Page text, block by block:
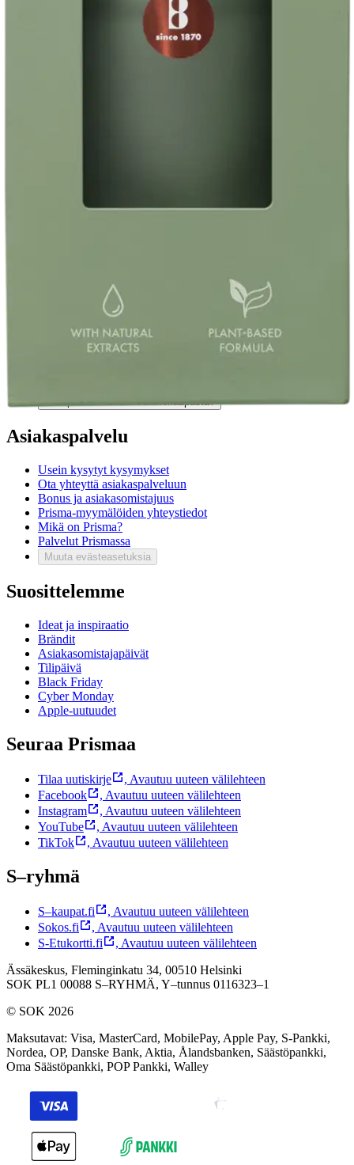
Oletko tyytyväinen tuotetietoihin?
Ovatko tuotetiedot riittävät? Jos tuotetiedoissa on puutteita tai niitä
Ensitilaajan pikaopas
Asennuspalvelut
Tilaus- ja toimitusehdot
Käyttöehdot
Tietosuojakäytäntö
Mitä pidät Prisma.fi-verkkokaupasta?
Asiakaspalvelu
Usein kysytyt kysymykset
Ota yhteyttä asiakaspalveluun
Bonus ja asiakasomistajuus
Prisma-myymälöiden yhteystiedot
Mikä on Prisma?
Palvelut Prismassa
Muuta evästeasetuksia
Suosittelemme
Ideat ja inspiraatio
Brändit
Asiakasomistajapäivät
Tilipäivä
Black Friday
Cyber Monday
Apple-uutuudet
Seuraa Prismaa
Tilaa uutiskirje , Avautuu uuteen välilehteen
Facebook
, Avautuu uuteen välilehteen
Instagram
, Avautuu uuteen välilehteen
YouTube
, Avautuu uuteen välilehteen
TikTok
, Avautuu uuteen välilehteen
S–ryhmä
S–kaupat.fi , Avautuu uuteen välilehteen
Sokos.fi
, Avautuu uuteen välilehteen
S-Etukortti.fi
, Avautuu uuteen välilehteen
Ässäkeskus, Fleminginkatu 34, 00510 Helsinki
SOK PL1 00088 S–RYHMÄ, Y–tunnus 0116323–1
© SOK 2026
Maksutavat: Visa, MasterCard, MobilePay, Apple Pay, S-Pankki,
Nordea, OP, Danske Bank, Aktia, Ålandsbanken, Säästöpankki,
Oma Säästöpankki, POP Pankki, Walley